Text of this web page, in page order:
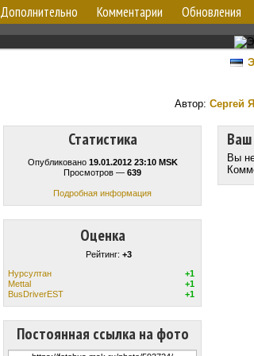
Дополнительно Комментарии Обновления
Автор: Сергей
Статистика
Опубликовано 19.01.2012 23:10 MSK
Просмотров — 639
Подробная информация
Оценка
Рейтинг: +3
Нурсултан
+1
Mettal
+1
BusDriverEST
+1
Постоянная ссылка на фото
Вы